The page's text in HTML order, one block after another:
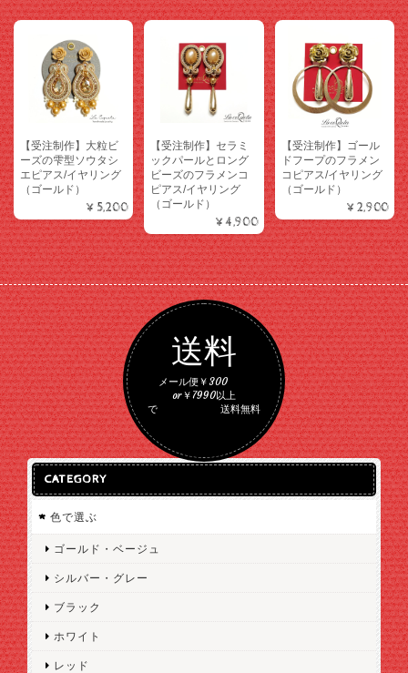
【受注制作】大粒ビ
ーズの雫型ソウタシ
エピアス/イヤリング
（ゴールド）
¥5,200
【受注制作】セラミ
ックパールとロング
ビーズのフラメンコ
ピアス/イヤリング
（ゴールド）
¥4,900
【受注制作】ゴール
ドフープのフラメン
コピアス/イヤリング
（ゴールド）
¥2,900
送料
メール便￥300
or￥7990以上
で 送料無料
CATEGORY
色で選ぶ
ゴールド・ベージュ
シルバー・グレー
ブラック
ホワイト
レッド